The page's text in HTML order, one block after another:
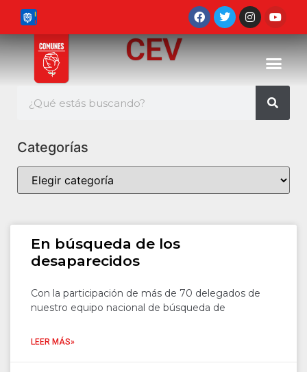
CEV
Categorías
En búsqueda de los
desaparecidos
Con la participación de más de 70 delegados de
nuestro equipo nacional de búsqueda de
LEER MÁS»